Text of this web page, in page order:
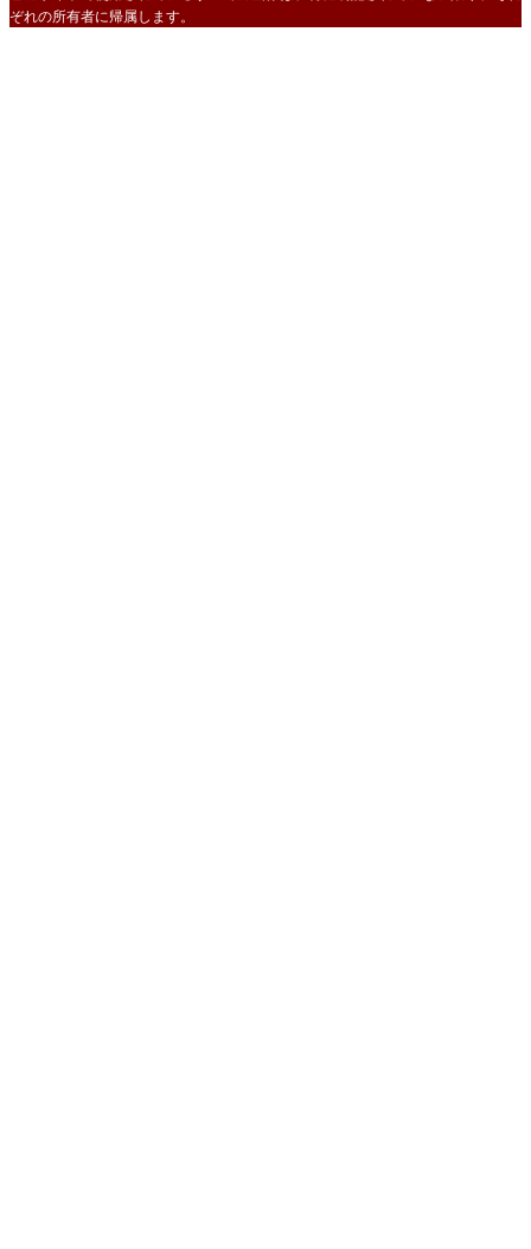
ぞれの所有者に帰属します。